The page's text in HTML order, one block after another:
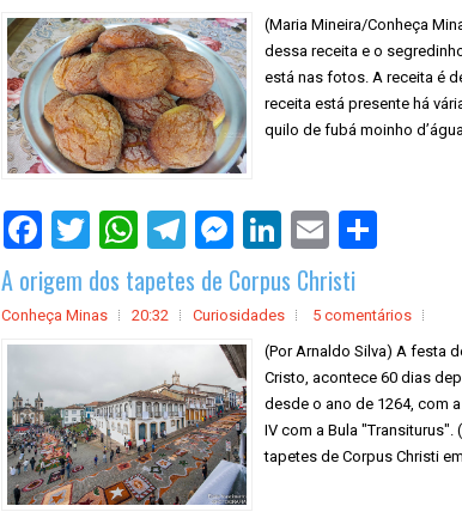
(Maria Mineira/Conheça
dessa receita e o
está nas fotos. A receita é
receita está presente há
quilo de fubá moinho
A origem dos tapetes de Corpus Christi
Conheça Minas 20:32 Curiosidades
5 comentários
(Por Arnaldo Silva) A festa
Cristo, acontece 60 dias
desde o ano de 1264, com
IV com a Bula
tapetes de Corpus Christi